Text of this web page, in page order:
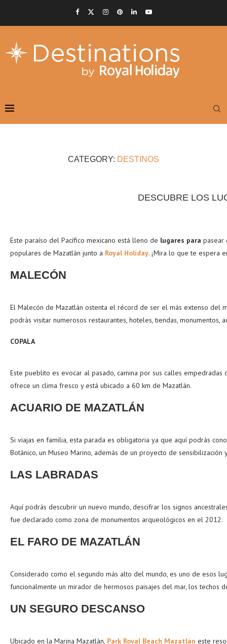
CATEGORY: DESTINOS
DESCUBRE LOS
Este paraíso del Pacífico mexicano está lleno de lugares para pasear
populares de Mazatlán junto a Royal Holiday. ¡Mira lo que te espera
MALECÓN
El Malecón de Mazatlán ostenta el récord de ser el más extenso del
podrás visitar numerosos restaurantes, hoteles, tiendas,
COPALA
Este pueblito es evocar al pasado, camina por sus calles
ofrece un clima fresco y está ubicado a 60 km de Mazatlán.
ACUARIO DE MAZATLÁN
Si viajas en familia, esta parada es obligatoria ya que aquí podrás
Botánico, un Museo Marino, además de un proyecto de
LAS LABRADAS
Aquí podrás descubrir un nuevo mundo, descifrar los signos
fue declarado como zona de monumentos arqueológicos en el 2012.
EL FARO DE MAZATLÁN
Considerado como el segundo más alto del mundo, es uno de esos
funcionalmente un mirador de hermosos paisajes del mar, los techos
UN SEGURO DESCANSO
Ubicado en la Marina Mazatlán, Park Royal Beach Mazatlán este